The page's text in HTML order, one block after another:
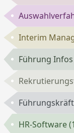
Interim
Führung
HR-Software